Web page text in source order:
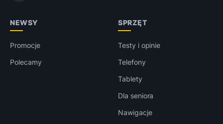
NEWSY
Promocje
Polecamy
SPRZĘT
Testy i opinie
Telefony
Tablety
Dla seniora
Nawigacje